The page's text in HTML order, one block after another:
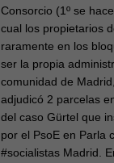
Consorcio (1º se
cual los propietarios
raramente en los
ser la propia
comunidad de
adjudicó 2 parcelas
del caso Gürtel que
por el PsoE en Parla
#socialistas Madrid.